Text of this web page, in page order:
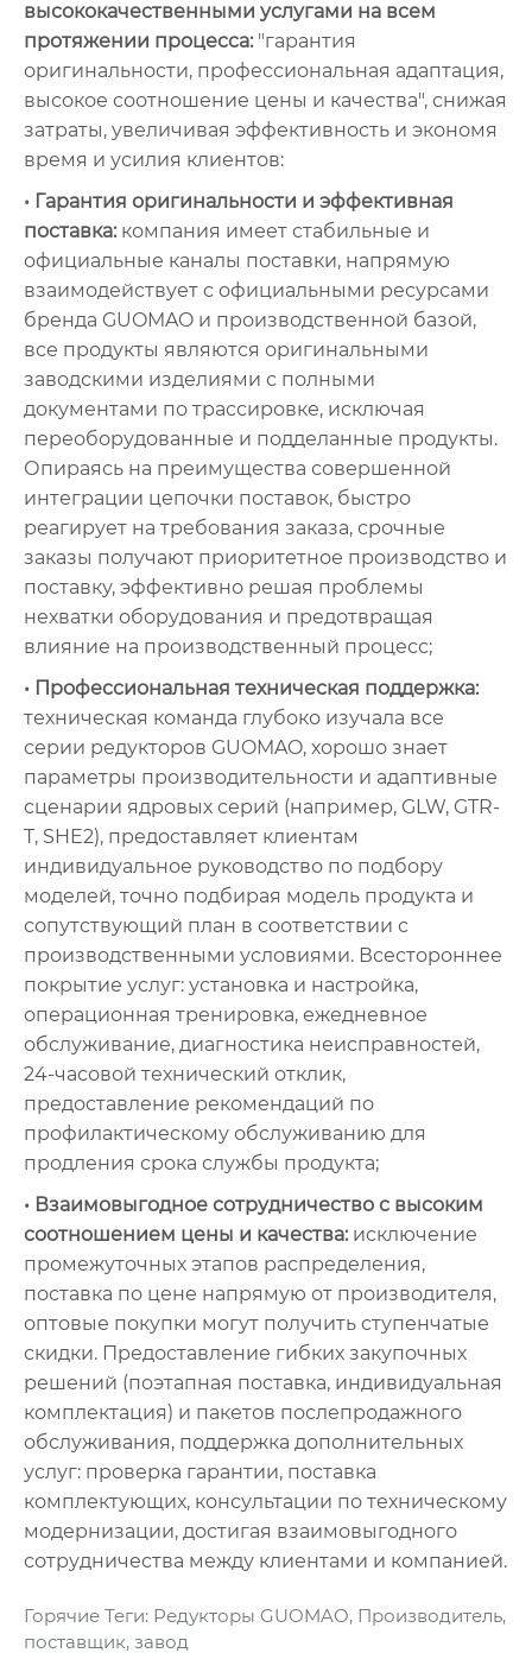
высококачественными услугами на всем
протяжении процесса:"гарантия
оригинальности, профессиональная адаптация,
высокое соотношение цены и качества", снижая
затраты, увеличивая эффективность и экономя
время и усилия клиентов:
• Гарантия оригинальности и эффективная
поставка:компания имеет стабильные и
официальные каналы поставки, напрямую
взаимодействует с официальными ресурсами
бренда GUOMAO и производственной базой,
все продукты являются оригинальными
заводскими изделиями с полными
документами по трассировке, исключая
переоборудованные и подделанные продукты.
Опираясь на преимущества совершенной
интеграции цепочки поставок, быстро
реагирует на требования заказа, срочные
заказы получают приоритетное производство и
поставку, эффективно решая проблемы
нехватки оборудования и предотвращая
влияние на производственный процесс;
• Профессиональная техническая поддержка:
техническая команда глубоко изучала все
серии редукторов GUOMAO, хорошо знает
параметры производительности и адаптивные
сценарии ядровых серий (например, GLW, GTR-
T, SHE2), предоставляет клиентам
индивидуальное руководство по подбору
моделей, точно подбирая модель продукта и
сопутствующий план в соответствии с
производственными условиями. Всестороннее
покрытие услуг: установка и настройка,
операционная тренировка, ежедневное
обслуживание, диагностика неисправностей,
24-часовой технический отклик,
предоставление рекомендаций по
профилактическому обслуживанию для
продления срока службы продукта;
• Взаимовыгодное сотрудничество с высоким
соотношением цены и качества:исключение
промежуточных этапов распределения,
поставка по цене напрямую от производителя,
оптовые покупки могут получить ступенчатые
скидки. Предоставление гибких закупочных
решений (поэтапная поставка, индивидуальная
комплектация) и пакетов послепродажного
обслуживания, поддержка дополнительных
услуг: проверка гарантии, поставка
комплектующих, консультации по техническому
модернизации, достигая взаимовыгодного
сотрудничества между клиентами и компанией.
Горячие Теги: Редукторы GUOMAO, Производитель,
поставщик, завод